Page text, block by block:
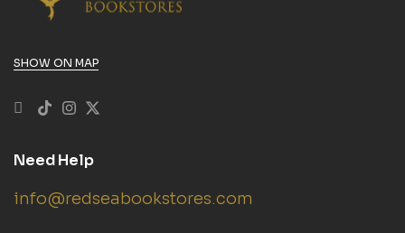
SHOW ON MAP
Need Help
info@redseabookstores.com